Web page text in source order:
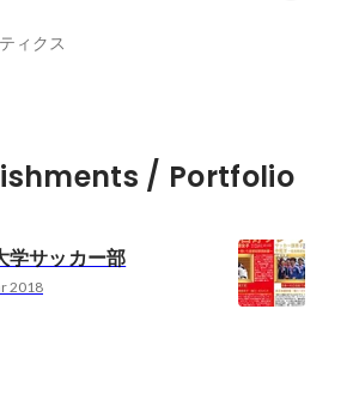
ィクス
/ Portfolio
学サッカー部
2018